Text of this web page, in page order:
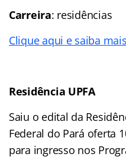
Carreira: residências
Clique aqui e saiba
Residência UPFA
Saiu o edital da
Federal do Pará oferta
para ingresso nos